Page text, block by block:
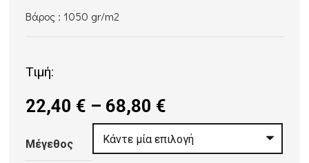
Βάρος : 1050 gr/m2
Τιμή:
22,40 € – 68,80 €
range:
22,40 €
Μέγεθος